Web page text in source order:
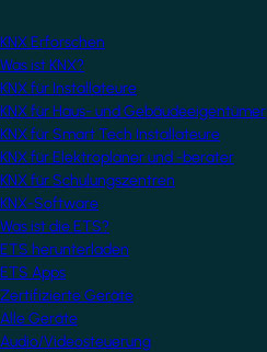
KNX Erforschen
Was ist KNX?
KNX für Installateure
KNX für Haus- und Gebäudeeigentümer
KNX für Smart Tech Installateure
KNX für Elektroplaner und -berater
KNX für Schulungszentren
KNX-Software
Was ist die ETS?
ETS herunterladen
ETS Apps
Zertifizierte Geräte
Alle Geräte
Audio/Videosteuerung